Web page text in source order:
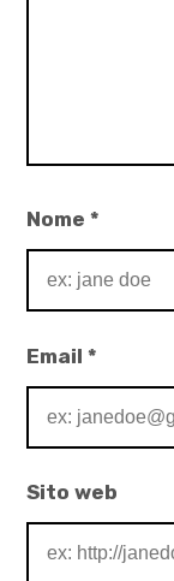
Nome*
Email*
Sito web